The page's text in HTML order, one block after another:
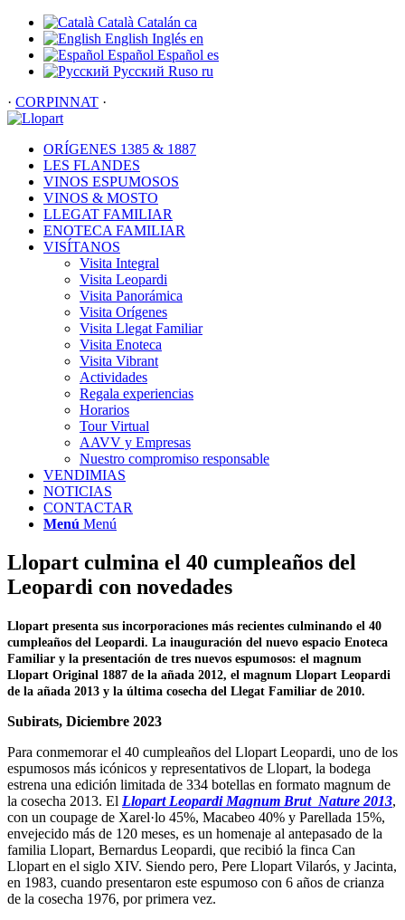
Català Catalán ca
English Inglés en
Español Español es
Русский Ruso ru
· CORPINNAT ·
ORÍGENES 1385 & 1887
LES FLANDES
VINOS ESPUMOSOS
VINOS & MOSTO
LLEGAT FAMILIAR
ENOTECA FAMILIAR
VISÍTANOS
Visita Integral
Visita Leopardi
Visita Panorámica
Visita Orígenes
Visita Llegat Familiar
Visita Enoteca
Visita Vibrant
Actividades
Regala experiencias
Horarios
Tour Virtual
AAVV y Empresas
Nuestro compromiso responsable
VENDIMIAS
NOTICIAS
CONTACTAR
Menú Menú
Llopart culmina el 40 cumpleaños del
Leopardi con novedades
Llopart presenta sus incorporaciones más recientes culminando el 40
cumpleaños del Leopardi. La inauguración del nuevo espacio Enoteca
Familiar y la presentación de tres nuevos espumosos: el magnum
Llopart Original 1887 de la añada 2012, el magnum Llopart Leopardi
de la añada 2013 y la última cosecha del Llegat Familiar de 2010.
Subirats, Diciembre 2023
Para conmemorar el 40 cumpleaños del Llopart Leopardi, uno de los
espumosos más icónicos y representativos de Llopart, la bodega
estrena una edición limitada de 334 botellas en formato magnum de
la cosecha 2013. El Llopart Leopardi Magnum Brut Nature 2013,
con un coupage de Xarel·lo 45%, Macabeo 40% y Parellada 15%,
envejecido más de 120 meses, es un homenaje al antepasado de la
familia Llopart, Bernardus Leopardi, que recibió la finca Can
Llopart en el siglo XIV. Siendo pero, Pere Llopart Vilarós, y Jacinta,
en 1983, cuando presentaron este espumoso con 6 años de crianza
de la cosecha 1976, por primera vez.